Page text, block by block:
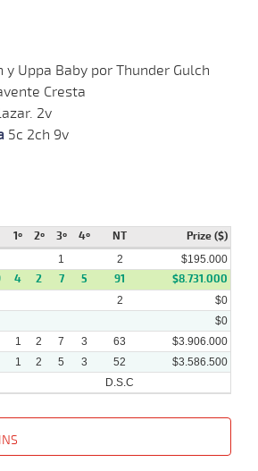
y Uppa Baby por Thunder Gulch
Cresta
2v
5c 2ch 9v
1º 2º 3º 4º NT Prize ($)
1 2 $195.000
4 2 7 5 91 $8.731.000
2
$0
$0
1 2 7 3 63
$3.906.000
1 2 5 3 52
$3.586.500
D.S.C